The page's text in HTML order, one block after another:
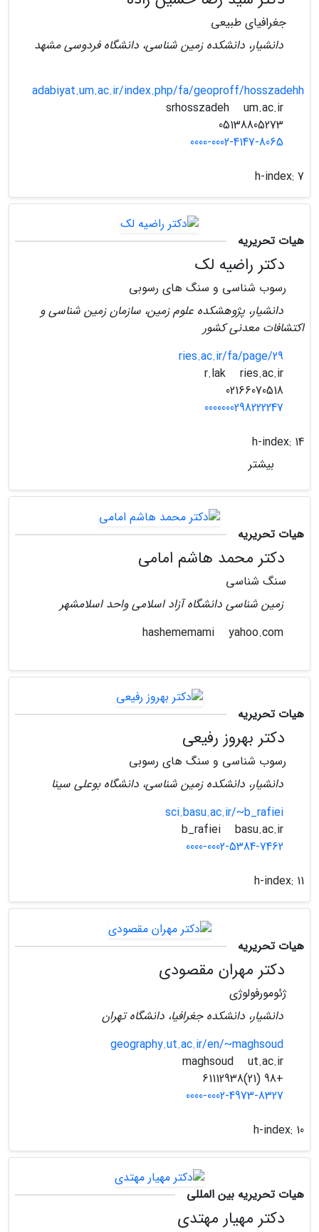
جغرافیای طبیعی
دانشیار، دانشکده زمین شناسی، دانشگاه فردوسی مشهد
adabiyat.um.ac.ir/index.php/fa/geoproff/hosszadehh
um.ac.ir
0000-0002-4147-8065
h-index: 7
هیات تحریریه
دکتر راضیه لک
رسوب شناسی و سنگ های رسوبی
دانشیار، پژوهشکده علوم زمین، سازمان زمین شناسی و
اکتشافات معدنی کشور
ries.ac.ir/fa/page/29
ries.ac.ir
0000000298222247
h-index: 14
بیشتر
هیات تحریریه
دکتر محمد هاشم امامی
سنگ شناسی
زمین شناسی دانشگاه آزاد اسلامی واحد اسلامشهر
yahoo.com
هیات تحریریه
دکتر بهروز رفیعی
رسوب شناسی و سنگ های رسوبی
دانشیار، دانشکده زمین شناسی، دانشگاه بوعلی سینا
sci.basu.ac.ir/~b_rafiei
basu.ac.ir
0000-0002-5384-7462
h-index: 11
هیات تحریریه
دکتر مهران مقصودی
ژئومورفولوژی
دانشیار، دانشکده جغرافیا، دانشگاه تهران
geography.ut.ac.ir/en/~maghsoud
ut.ac.ir
+98 (21)61112938
0000-0002-4973-8327
h-index: 10
هیات تحریریه بین المللی
دکتر مهیار مهتدی